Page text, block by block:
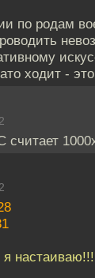
по родам
ходит -
настаиваю!!!